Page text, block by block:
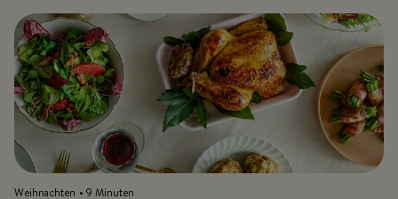
Weihnachten • 9 Minuten